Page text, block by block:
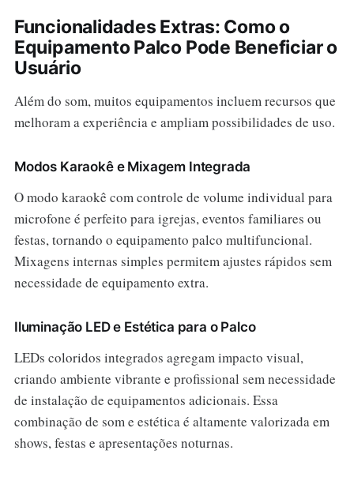
Funcionalidades Extras: Como o
Equipamento Palco Pode Beneficiar o
Usuário
Além do som, muitos equipamentos incluem recursos que
melhoram a experiência e ampliam possibilidades de uso.
Modos Karaokê e Mixagem Integrada
O modo karaokê com controle de volume individual para
microfone é perfeito para igrejas, eventos familiares ou
festas, tornando o equipamento palco multifuncional.
Mixagens internas simples permitem ajustes rápidos sem
necessidade de equipamento extra.
Iluminação LED e Estética para o Palco
LEDs coloridos integrados agregam impacto visual,
criando ambiente vibrante e profissional sem necessidade
de instalação de equipamentos adicionais. Essa
combinação de som e estética é altamente valorizada em
shows, festas e apresentações noturnas.